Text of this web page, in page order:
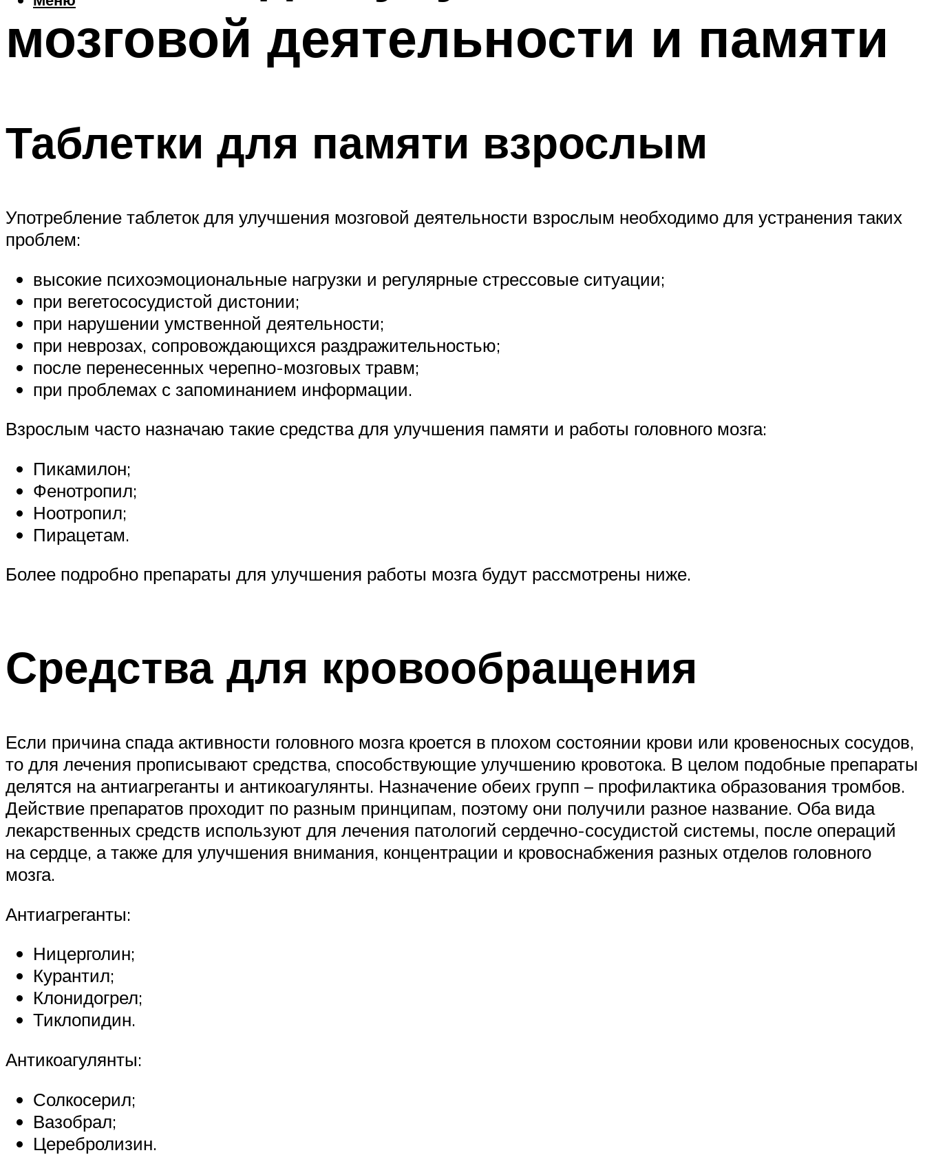
мозговой деятельности и памяти
Таблетки для памяти взрослым
Употребление таблеток для улучшения мозговой деятельности взрослым необходимо для устранения таких
проблем:
высокие психоэмоциональные нагрузки и регулярные стрессовые ситуации;
при вегетососудистой дистонии;
при нарушении умственной деятельности;
при неврозах, сопровождающихся раздражительностью;
после перенесенных черепно-мозговых травм;
при проблемах с запоминанием информации.
Взрослым часто назначаю такие средства для улучшения памяти и работы головного мозга:
Пикамилон;
Фенотропил;
Ноотропил;
Пирацетам.
Более подробно препараты для улучшения работы мозга будут рассмотрены ниже.
Средства для кровообращения
Если причина спада активности головного мозга кроется в плохом состоянии крови или кровеносных сосудов,
то для лечения прописывают средства, способствующие улучшению кровотока. В целом подобные препараты
делятся на антиагреганты и антикоагулянты. Назначение обеих групп – профилактика образования тромбов.
Действие препаратов проходит по разным принципам, поэтому они получили разное название. Оба вида
лекарственных средств используют для лечения патологий сердечно-сосудистой системы, после операций
на сердце, а также для улучшения внимания, концентрации и кровоснабжения разных отделов головного
мозга.
Антиагреганты:
Ницерголин;
Курантил;
Клонидогрел;
Тиклопидин.
Антикоагулянты:
Солкосерил;
Вазобрал;
Церебролизин.